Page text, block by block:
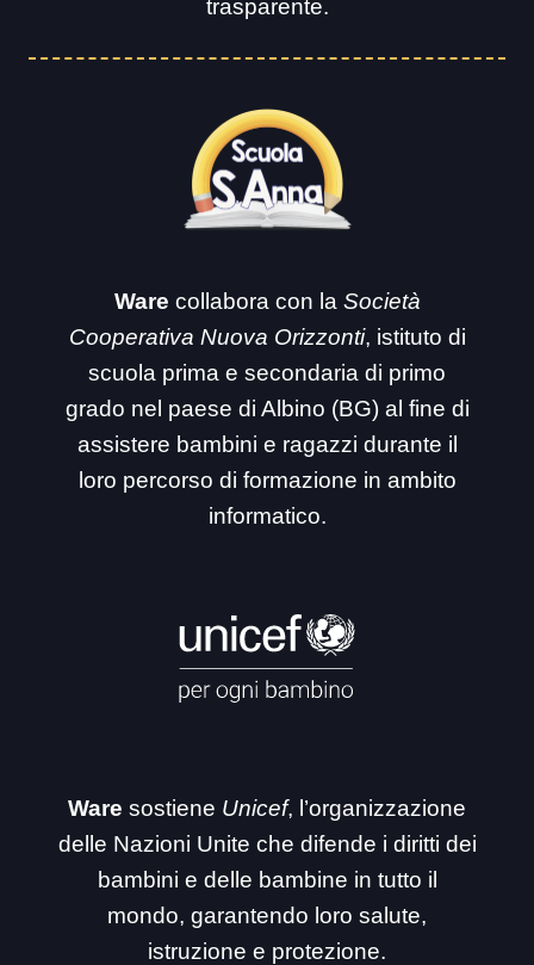
trasparente.
Ware collabora con la Società
Cooperativa Nuova Orizzonti, istituto di
scuola prima e secondaria di primo
grado nel paese di Albino (BG) al fine di
assistere bambini e ragazzi durante il
loro percorso di formazione in ambito
informatico.
Ware sostiene Unicef, l’organizzazione
delle Nazioni Unite che difende i diritti dei
bambini e delle bambine in tutto il
mondo, garantendo loro salute,
istruzione e protezione.